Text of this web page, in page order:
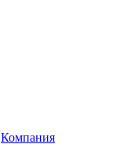
Компания